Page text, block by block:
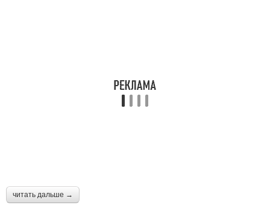
читать дальше →